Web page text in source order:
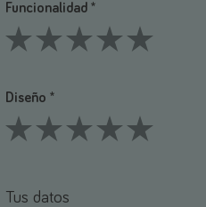
Funcionalidad *
Diseño *
Tus datos